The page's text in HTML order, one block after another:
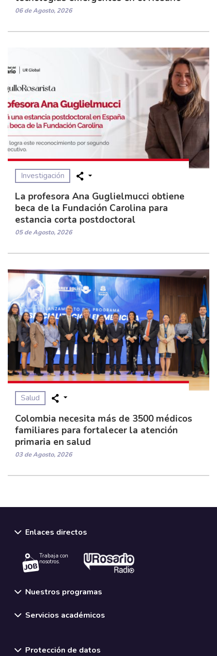
06 de Agosto, 2026
Investigación
La profesora Ana Guglielmucci obtiene
beca de la Fundación Carolina para
estancia corta postdoctoral
05 de Agosto, 2026
Salud
Colombia necesita más de 3500 médicos
familiares para fortalecer la atención
primaria en salud
03 de Agosto, 2026
Enlaces directos
Trabaja con
nosotros.
Nuestros programas
Servicios académicos
Protección de datos